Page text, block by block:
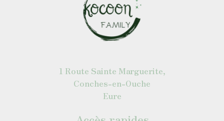
1 Route Sainte Marguerite,
Conches-en-Ouche
Eure